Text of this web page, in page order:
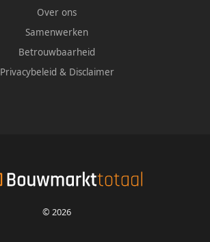
Over ons
Samenwerken
Betrouwbaarheid
Privacybeleid & Disclaimer
© 2026